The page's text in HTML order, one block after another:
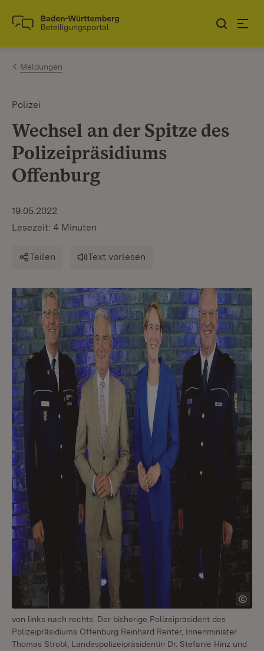
Zum Inhalt springen
Link zur Startseite
Meldungen
Polizei
Wechsel an der Spitze des
Polizeipräsidiums
Offenburg
19.05.2022
Lesezeit: 4 Minuten
Teilen Text vorlesen
von links nach rechts: Der bisherige Polizeipräsident des
Polizeipräsidiums Offenburg Reinhard Renter, Innenminister
Thomas Strobl, Landespolizeipräsidentin Dr. Stefanie Hinz und